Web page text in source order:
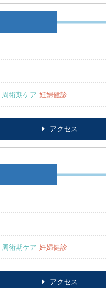
周術期ケア 妊婦健診
アクセス
周術期ケア 妊婦健診
アクセス